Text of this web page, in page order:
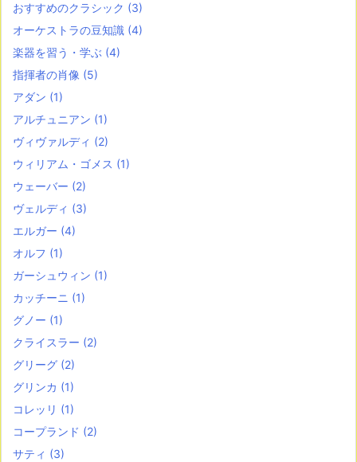
おすすめのクラシック (3)
オーケストラの豆知識 (4)
楽器を習う・学ぶ (4)
指揮者の肖像 (5)
アダン (1)
アルチュニアン (1)
ヴィヴァルディ (2)
ウィリアム・ゴメス (1)
ウェーバー (2)
ヴェルディ (3)
エルガー (4)
オルフ (1)
ガーシュウィン (1)
カッチーニ (1)
グノー (1)
クライスラー (2)
グリーグ (2)
グリンカ (1)
コレッリ (1)
コープランド (2)
サティ (3)